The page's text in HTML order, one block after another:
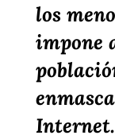
los
impone